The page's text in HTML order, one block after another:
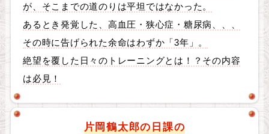
が、そこまでの道のりは平坦ではなかった。
あるとき発覚した、高血圧・狭心症・糖尿病、、、
その時に告げられた余命はわずか「3年」。
絶望を覆した日々のトレーニングとは！？その内容
は必見！
片岡鶴太郎の日課の